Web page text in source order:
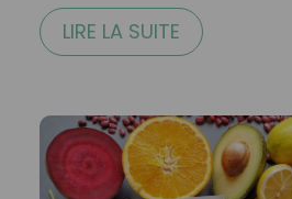
LIRE LA SUITE